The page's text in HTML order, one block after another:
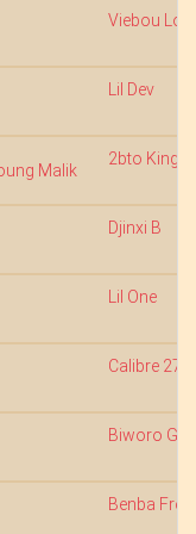
Viebou
Lil Dev
Malik
2bto King
Djinxi B
Lil One
Calibre 27
Biworo
Benba